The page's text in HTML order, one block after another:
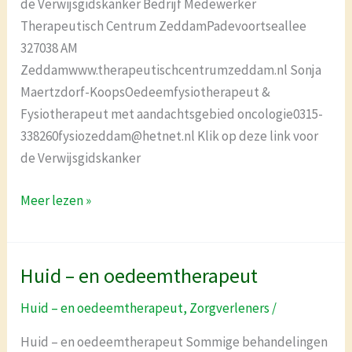
de Verwijsgidskanker Bedrijf Medewerker
Therapeutisch Centrum ZeddamPadevoortseallee
327038 AM
Zeddamwww.therapeutischcentrumzeddam.nl Sonja
Maertzdorf-KoopsOedeemfysiotherapeut &
Fysiotherapeut met aandachtsgebied oncologie0315-
338260fysiozeddam@hetnet.nl Klik op deze link voor
de Verwijsgidskanker
Meer lezen »
Huid – en oedeemtherapeut
Huid – en oedeemtherapeut, Zorgverleners /
Huid – en oedeemtherapeut Sommige behandelingen
Huid
en
oedeemtherapeut